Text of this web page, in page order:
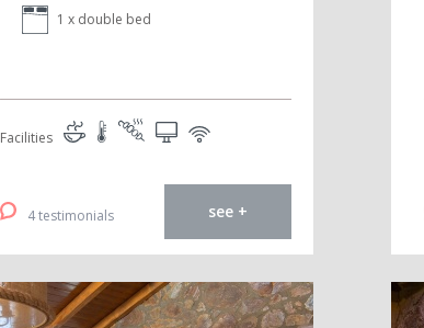
1 x double bed
Facilities
4 testimonials see +